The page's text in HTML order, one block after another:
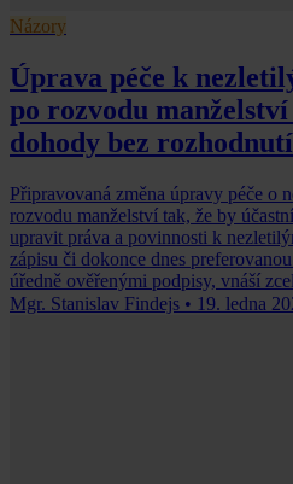
Názory
Úprava péče k
po rozvodu
dohody bez
Připravovaná změna úpravy péče o
rozvodu manželství tak, že by
upravit práva a povinnosti k
zápisu či dokonce dnes
úředně ověřenými podpisy, vnáší
Mgr. Stanislav Findejs • 19. ledna